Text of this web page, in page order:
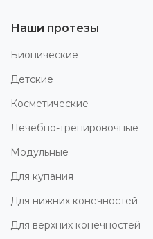
Наши протезы
Бионические
Детские
Косметические
Лечебно-тренировочные
Модульные
Для купания
Для нижних конечностей
Для верхних конечностей